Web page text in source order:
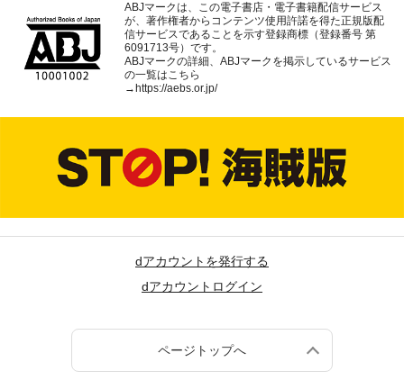
ABJマークは、この電子書店・電子書籍配信サービス
が、著作権者からコンテンツ使用許諾を得た正規版配
信サービスであることを示す登録商標（登録番号 第
6091713号）です。
ABJマークの詳細、ABJマークを掲示しているサービス
の一覧はこちら
→ https://aebs.or.jp/
dアカウントを発行する
dアカウントログイン
ページトップへ